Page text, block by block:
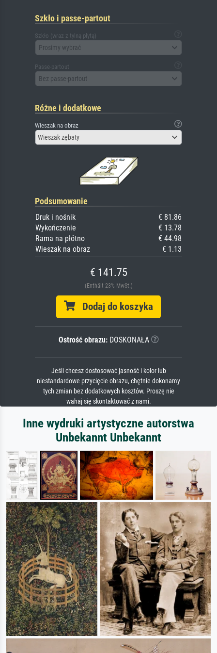
Szkło i passe-partout
Szkło (wraz z tylną płytą)
Prosimy wybrać
Passe-partout
Bez passe-partout
Różne i dodatkowe
Wieszak na obraz
Wieszak zębaty
Podsumowanie
Druk i nośnik
€ 81.86
Wykończenie
€ 13.78
Rama na płótno
€ 44.98
Wieszak na obraz
€ 1.13
€ 141.75
(Enthält 23% MwSt.)
Dodaj do koszyka
Ostrość obrazu:DOSKONAŁA
Jeśli chcesz dostosować jasność i kolor lub
niestandardowe przycięcie obrazu, chętnie dokonamy
tych zmian bez dodatkowych kosztów. Proszę nie
wahaj się skontaktować z nami.
Inne wydruki artystyczne autorstwa
Unbekannt Unbekannt